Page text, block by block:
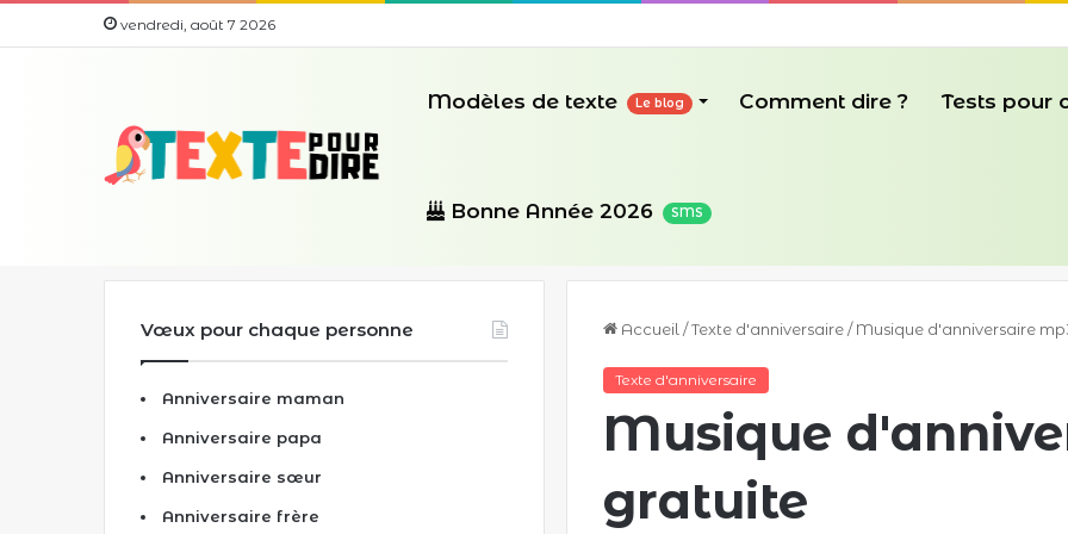
vendredi, août 7 2026
Modèles de texte Le blog Comment dire ? Tests pour
Bonne Année 2026 SMS
Accueil /Texte d'anniversaire/ Musique d'anniversaire
Texte d'anniversaire
Musique
gratuite
Vœux pour chaque personne
Anniversaire maman
Anniversaire papa
Anniversaire sœur
Anniversaire frère